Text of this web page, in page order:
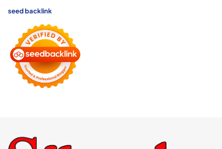
seed backlink